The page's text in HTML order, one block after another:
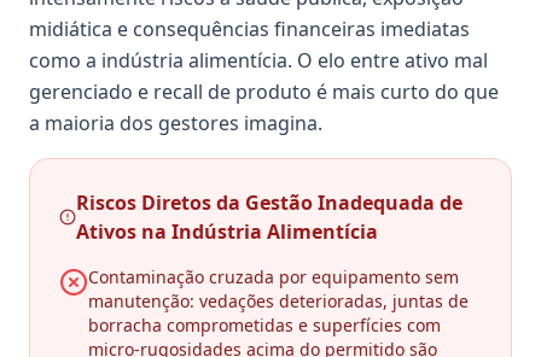
midiática e consequências financeiras imediatas
como a indústria alimentícia. O elo entre ativo mal
gerenciado e recall de produto é mais curto do que
a maioria dos gestores imagina.
Riscos Diretos da Gestão Inadequada de
Ativos na Indústria Alimentícia
Contaminação cruzada por equipamento sem
manutenção: vedações deterioradas, juntas de
borracha comprometidas e superfícies com
micro-rugosidades acima do permitido são